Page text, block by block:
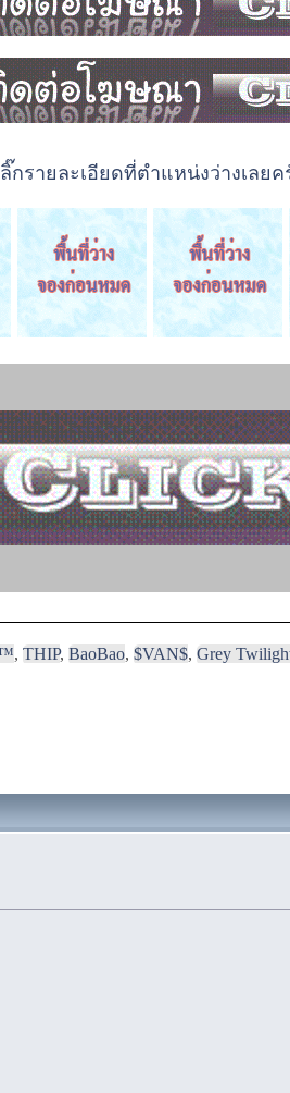
กรายละเอียดที่ตำแหน่งว่างเลยค
, THIP, BaoBao, $VAN$, Grey